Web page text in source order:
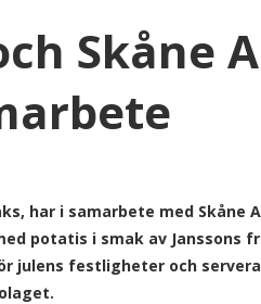
Skåne
har i samarbete med
potatis i smak av Janssons
julens festligheter och